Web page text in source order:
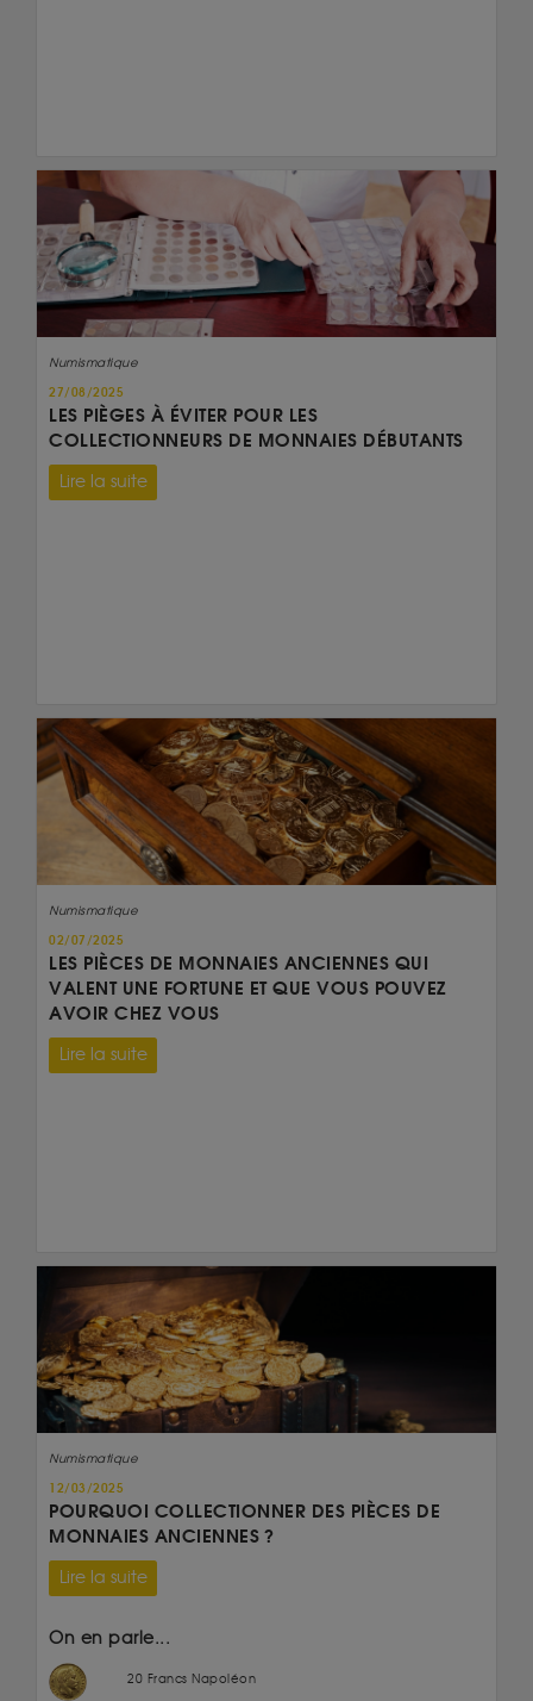
Numismatique
27/08/2025
LES PIÈGES À ÉVITER POUR LES
COLLECTIONNEURS DE MONNAIES DÉBUTANTS
Lire la suite
Numismatique
02/07/2025
LES PIÈCES DE MONNAIES ANCIENNES QUI
VALENT UNE FORTUNE ET QUE VOUS POUVEZ
AVOIR CHEZ VOUS
Lire la suite
Numismatique
12/03/2025
POURQUOI COLLECTIONNER DES PIÈCES DE
MONNAIES ANCIENNES ?
Lire la suite
On en parle...
20 Francs Napoléon